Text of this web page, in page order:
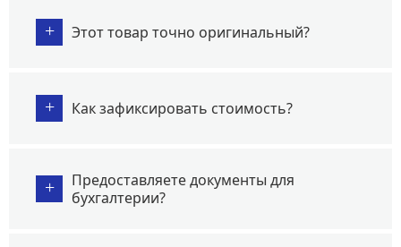
+ Этот товар точно оригинальный?
+ Как зафиксировать стоимость?
+
Предоставляете документы для
бухгалтерии?